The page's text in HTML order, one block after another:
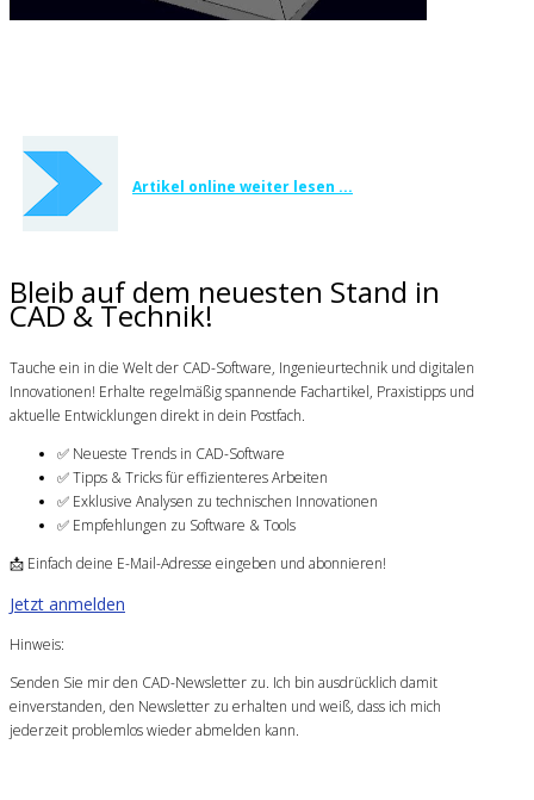
Artikel online weiter lesen ...
Bleib auf dem neuesten Stand in
CAD & Technik!
Tauche ein in die Welt der CAD-Software, Ingenieurtechnik und digitalen
Innovationen! Erhalte regelmäßig spannende Fachartikel, Praxistipps und
aktuelle Entwicklungen direkt in dein Postfach.
✅ Neueste Trends in CAD-Software
✅ Tipps & Tricks für effizienteres Arbeiten
✅ Exklusive Analysen zu technischen Innovationen
✅ Empfehlungen zu Software & Tools
📩 Einfach deine E-Mail-Adresse eingeben und abonnieren!
Jetzt anmelden
Hinweis:
Senden Sie mir den CAD-Newsletter zu. Ich bin ausdrücklich damit
einverstanden, den Newsletter zu erhalten und weiß, dass ich mich
jederzeit problemlos wieder abmelden kann.